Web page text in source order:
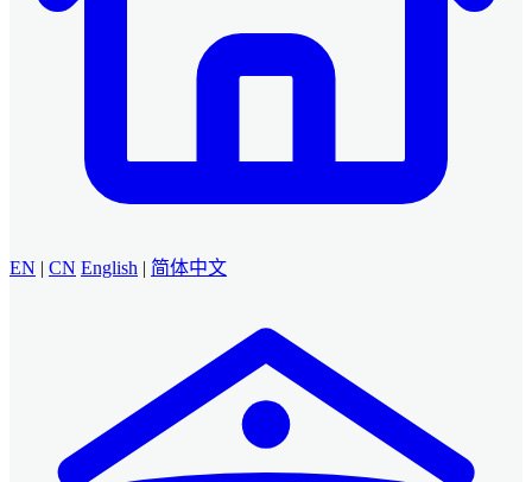
EN | CN English | 简体中文